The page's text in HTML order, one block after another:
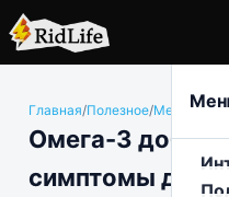
Главная/Полезное/Медицина и
Омега-3
симптомы